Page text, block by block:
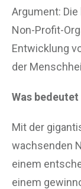
Argument:
Non-Profit-
Entwicklung
der
Was
Mit der
wachsenden
einem
einem